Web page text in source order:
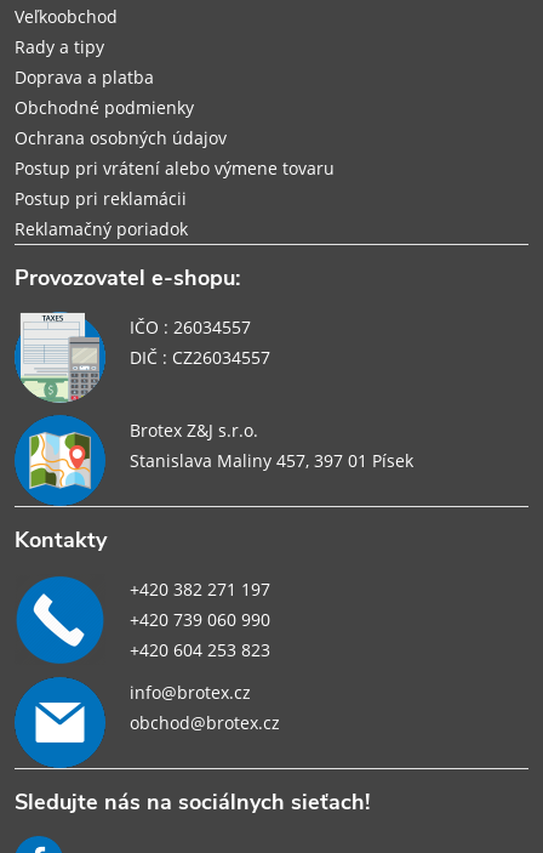
e
Veľkoobchod
Rady a tipy
Doprava a platba
Obchodné podmienky
Ochrana osobných údajov
Postup pri vrátení alebo výmene tovaru
Postup pri reklamácii
Reklamačný poriadok
Provozovatel e-shopu:
IČO : 26034557
DIČ : CZ26034557
Brotex Z&J s.r.o.
Stanislava Maliny 457, 397 01 Písek
Kontakty
+420 382 271 197
+420 739 060 990
+420 604 253 823
info@brotex.cz
obchod@brotex.cz
Sledujte nás na sociálnych sieťach!